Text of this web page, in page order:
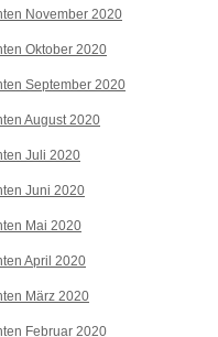
November 2020
Oktober 2020
September 2020
August 2020
Juli 2020
Juni 2020
Mai 2020
April 2020
März 2020
Februar 2020